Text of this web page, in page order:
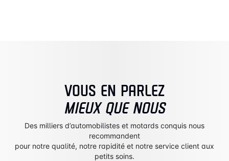
VOUS EN PARLEZ
MIEUX QUE NOUS
Des milliers d’automobilistes et motards conquis nous
recommandent
pour notre qualité, notre rapidité et notre service client aux
petits soins.